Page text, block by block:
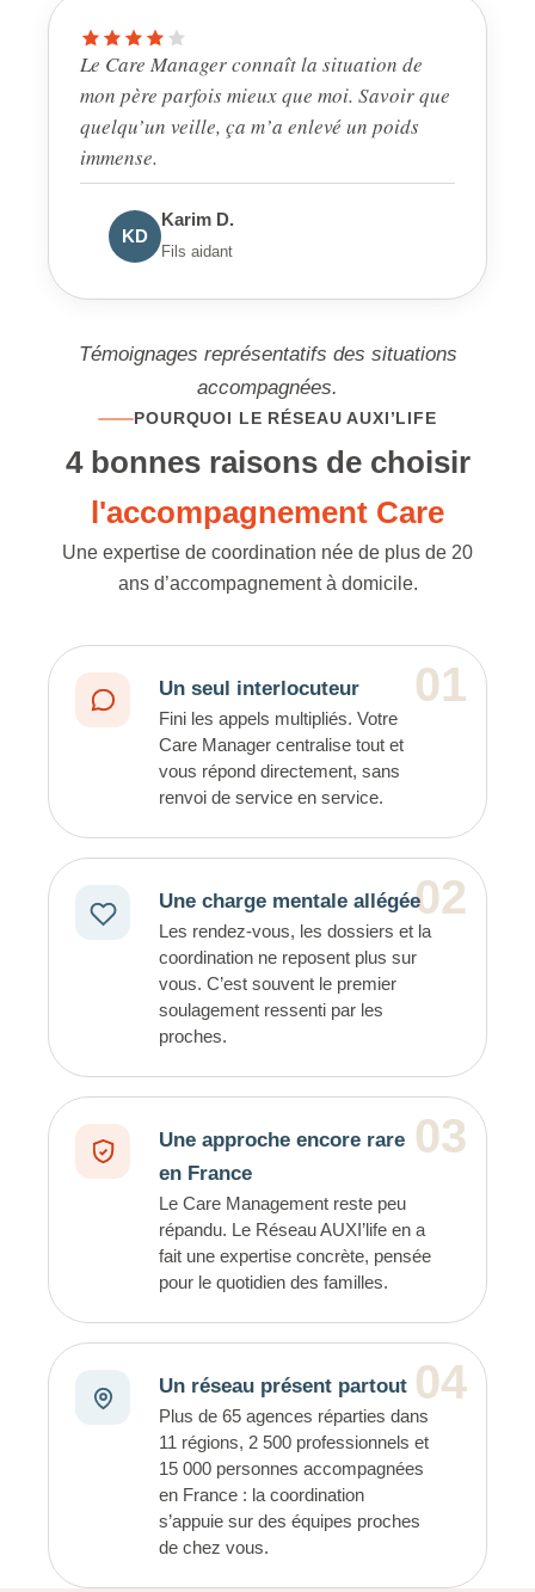
Le Care Manager connaît la situation de
mon père parfois mieux que moi. Savoir que
quelqu’un veille, ça m’a enlevé un poids
immense.
KD
Karim D.
Fils aidant
Témoignages représentatifs des situations
accompagnées.
POURQUOI LE RÉSEAU AUXI’LIFE
4 bonnes raisons de choisir
l'accompagnement Care
Une expertise de coordination née de plus de 20
ans d’accompagnement à domicile.
01
Un seul interlocuteur
Fini les appels multipliés. Votre
Care Manager centralise tout et
vous répond directement, sans
renvoi de service en service.
02
Une charge mentale allégée
Les rendez-vous, les dossiers et la
coordination ne reposent plus sur
vous. C’est souvent le premier
soulagement ressenti par les
proches.
03
Une approche encore rare
en France
Le Care Management reste peu
répandu. Le Réseau AUXI’life en a
fait une expertise concrète, pensée
pour le quotidien des familles.
04
Un réseau présent partout
Plus de 65 agences réparties dans
11 régions, 2 500 professionnels et
15 000 personnes accompagnées
en France : la coordination
s’appuie sur des équipes proches
de chez vous.